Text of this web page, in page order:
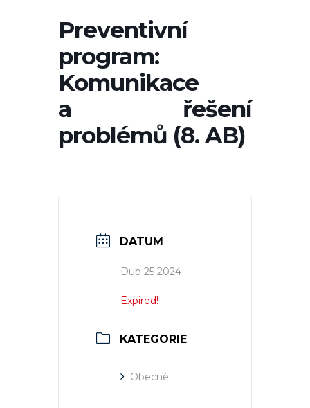
Preventivní
program:
Komunikace
a řešení
problémů (8. AB)
DATUM
Dub 25 2024
Expired!
KATEGORIE
Obecné